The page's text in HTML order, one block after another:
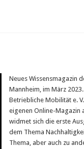
Neues Wissensmagazin
Mannheim, im März
Betriebliche Mobilität e.
eigenen Online-Magazin
widmet sich die erste
dem Thema
Thema, aber auch zu